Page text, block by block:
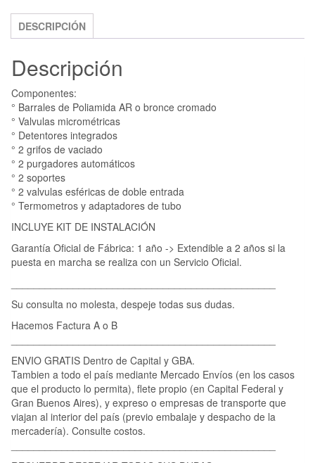
DESCRIPCIÓN
Descripción
Componentes:
° Barrales de Poliamida AR o bronce cromado
° Valvulas micrométricas
° Detentores integrados
° 2 grifos de vaciado
° 2 purgadores automáticos
° 2 soportes
° 2 valvulas esféricas de doble entrada
° Termometros y adaptadores de tubo
INCLUYE KIT DE INSTALACIÓN
Garantía Oficial de Fábrica: 1 año -> Extendible a 2 años si la
puesta en marcha se realiza con un Servicio Oficial.
Su consulta no molesta, despeje todas sus dudas.
Hacemos Factura A o B
ENVIO GRATIS Dentro de Capital y GBA.
Tambien a todo el país mediante Mercado Envíos (en los casos
que el producto lo permita), flete propio (en Capital Federal y
Gran Buenos Aires), y expreso o empresas de transporte que
viajan al interior del país (previo embalaje y despacho de la
mercadería). Consulte costos.